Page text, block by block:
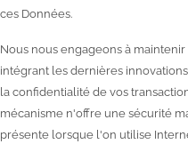
ces Données.
Nous nous engageons à
intégrant les dernières
la confidentialité de vos
mécanisme n'offre une sécurité
présente lorsque l'on utilise